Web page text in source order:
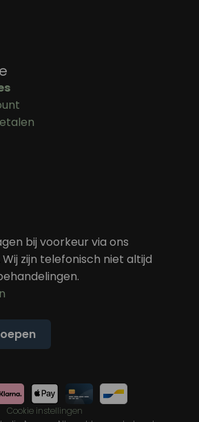
bij voorkeur via ons
zijn telefonisch niet altijd
Cookie instellingen